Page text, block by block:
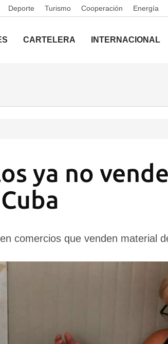
Deporte Turismo Cooperación Energía
CARTELERA INTERNACIONAL
ya no
comercios que venden material